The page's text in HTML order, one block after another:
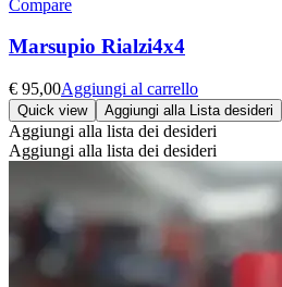
Compare
Marsupio Rialzi4x4
€ 95,00Aggiungi al carrello
Quick view Aggiungi alla Lista desideri
Aggiungi alla lista dei desideri
Aggiungi alla lista dei desideri